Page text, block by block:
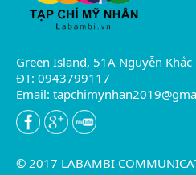
Green Island, 51A Nguyễn
ĐT: 0943799117
Email:
© 2017 LABAMBI